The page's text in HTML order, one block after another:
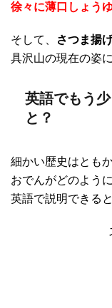
徐々に薄口しょう
そして、 さつま揚
具沢山の現在の姿
英語でもう
と？
細かい歴史はともか
おでんがどのよう
英語で説明できる